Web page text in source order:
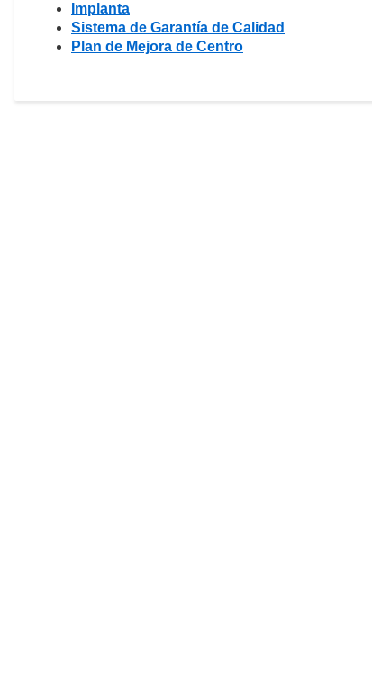
Implanta
Sistema de Garantía de Calidad
Plan de Mejora de Centro